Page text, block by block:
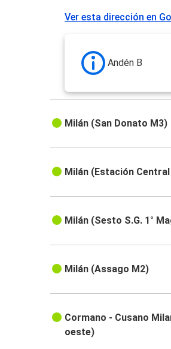
Ver esta dirección en
Andén B
Milán (San Donato M3)
Milán (Estación
Milán (Sesto S.G. 1°
Milán (Assago M2)
Cormano - Cusano
oeste)